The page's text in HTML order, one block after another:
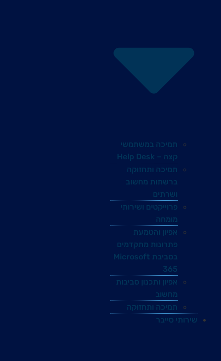
תמיכה במשתמשי
קצה – Help Desk
תמיכה ותחזוקה
ברשתות מחשוב
ושרתים
פרוייקטים ושירותי
מומחה
אפיון והטמעת
פתרונות מתקדמים
בסביבת Microsoft
365
אפיון ותכנון סביבות
מחשוב
תמיכה ותחזוקה
שירותי סייבר